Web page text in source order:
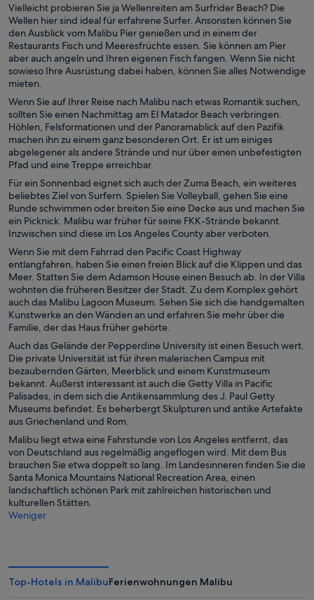
Vielleicht probieren Sie ja Wellenreiten am Surfrider Beach? Die
Wellen hier sind ideal für erfahrene Surfer. Ansonsten können Sie
den Ausblick vom Malibu Pier genießen und in einem der
Restaurants Fisch und Meeresfrüchte essen. Sie können am Pier
aber auch angeln und Ihren eigenen Fisch fangen. Wenn Sie nicht
sowieso Ihre Ausrüstung dabei haben, können Sie alles Notwendige
mieten.
Wenn Sie auf Ihrer Reise nach Malibu nach etwas Romantik suchen,
sollten Sie einen Nachmittag am El Matador Beach verbringen.
Höhlen, Felsformationen und der Panoramablick auf den Pazifik
machen ihn zu einem ganz besonderen Ort. Er ist um einiges
abgelegener als andere Strände und nur über einen unbefestigten
Pfad und eine Treppe erreichbar.
Für ein Sonnenbad eignet sich auch der Zuma Beach, ein weiteres
beliebtes Ziel von Surfern. Spielen Sie Volleyball, gehen Sie eine
Runde schwimmen oder breiten Sie eine Decke aus und machen Sie
ein Picknick. Malibu war früher für seine FKK-Strände bekannt.
Inzwischen sind diese im Los Angeles County aber verboten.
Wenn Sie mit dem Fahrrad den Pacific Coast Highway
entlangfahren, haben Sie einen freien Blick auf die Klippen und das
Meer. Statten Sie dem Adamson House einen Besuch ab. In der Villa
wohnten die früheren Besitzer der Stadt. Zu dem Komplex gehört
auch das Malibu Lagoon Museum. Sehen Sie sich die handgemalten
Kunstwerke an den Wänden an und erfahren Sie mehr über die
Familie, der das Haus früher gehörte.
Auch das Gelände der Pepperdine University ist einen Besuch wert.
Die private Universität ist für ihren malerischen Campus mit
bezaubernden Gärten, Meerblick und einem Kunstmuseum
bekannt. Äußerst interessant ist auch die Getty Villa in Pacific
Palisades, in dem sich die Antikensammlung des J. Paul Getty
Museums befindet. Es beherbergt Skulpturen und antike Artefakte
aus Griechenland und Rom.
Malibu liegt etwa eine Fahrstunde von Los Angeles entfernt, das
von Deutschland aus regelmäßig angeflogen wird. Mit dem Bus
brauchen Sie etwa doppelt so lang. Im Landesinneren finden Sie die
Santa Monica Mountains National Recreation Area, einen
landschaftlich schönen Park mit zahlreichen historischen und
kulturellen Stätten.
Weniger
Top-Hotels in MalibuFerienwohnungen Malibu